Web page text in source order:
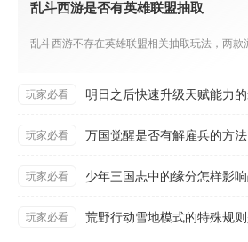
乱斗西游是否有英雄联盟抽取
玩家必看
玩家必看 万国觉醒是否有解雇兵的方法
玩家必看
玩家必看